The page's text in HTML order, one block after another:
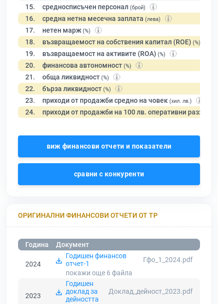
15. средносписъчен персонал (брой)
16. средна нетна месечна заплата (лева)
17. нетен марж (%)
18. възвращаемост на собствения капитал (ROE) (%)
19. възвращаемост на активите (ROA) (%)
20. финансова автономност (%)
21. обща ликвидност (%)
22. бърза ликвидност (%)
23. приходи от продажби средно на човек (хил. лв.)
24. приходи от продажби на 100 лв. оперативни разходи
виж финансови отчети и показатели
сравни с конкуренти
ОРИГИНАЛНИ ФИНАНСОВИ ОТЧЕТИ ОТ ТР
Година Документ
2024
Годишен финансов
отчет-1
Гфо_1_2024.pdf
покажи още 6 файла
2023
Годишен
доклад за
дейността
Доклад_дейност_2023.pdf